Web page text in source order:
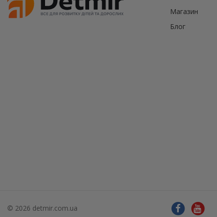
Магазин
Блог
© 2026 detmir.com.ua